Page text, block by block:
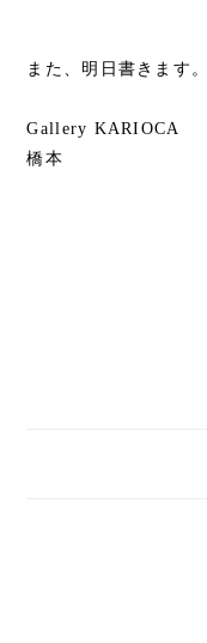
また、明日書きます。
Gallery KARIOCA
橋本